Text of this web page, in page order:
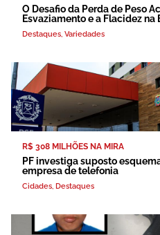
O Desafio da Perda de Peso
Esvaziamento e a Flacidez na
Destaques, Variedades
R$ 308 MILHÕES NA MIRA
PF investiga suposto
empresa de telefonia
Cidades, Destaques